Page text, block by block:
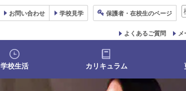
お問い合わせ 学校見学 保護者 ・在校生のページ
よくあるご質問 メ
学校生活 カリキュラム